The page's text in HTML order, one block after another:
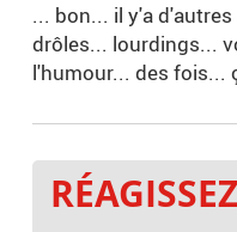
... bon... il y'a
drôles... lourdings...
l'humour... des fois...
RÉAGISSEZ